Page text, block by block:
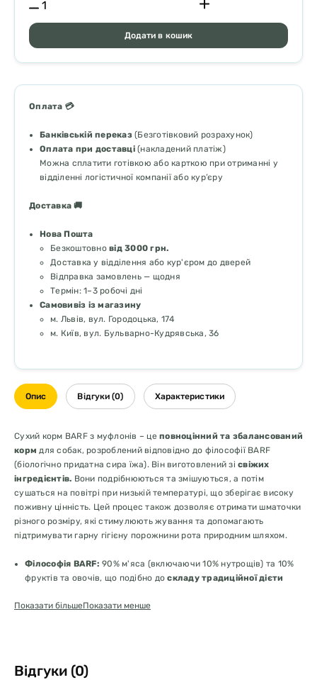
Додати в кошик
Оплата 💳
Банківській переказ(Безготівковий розрахунок)
Оплата при доставці(накладений платіж)
Можна сплатити готівкою або карткою при отриманні у
відділенні логістичної компанії або кур’єру
Доставка 🚚
Нова Пошта
Безкоштовно від 3000 грн.
Доставка у відділення або кур'єром до дверей
Відправка замовлень — щодня
Термін: 1–3 робочі дні
Самовивіз із магазину
м. Львів, вул. Городоцька, 174
м. Київ, вул. Бульварно-Кудрявська, 36
Опис Відгуки (0) Характеристики
Сухий корм BARF з муфлонів – це повноцінний та збалансований
корм для собак, розроблений відповідно до філософії BARF
(біологічно придатна сира їжа). Він виготовлений зі свіжих
інгредієнтів. Вони подрібнюються та змішуються, а потім
сушаться на повітрі при низькій температурі, що зберігає високу
поживну цінність. Цей процес також дозволяє отримати шматочки
різного розміру, які стимулюють жування та допомагають
підтримувати гарну гігієну порожнини рота природним шляхом.
Філософія BARF: 90% м'яса (включаючи 10% нутрощів) та 10%
фруктів та овочів, що подібно доскладу традиційної дієти
Комфорт та довговічність.На відміну від замороженого BARF,
Повноцінне та збалансоване харчування.
Показати більшеПоказати менше
Відгуки (0)